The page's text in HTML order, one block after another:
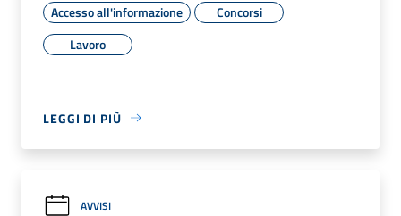
Accesso all'informazione
Concorsi
Lavoro
LEGGI DI PIÙ
AVVISI